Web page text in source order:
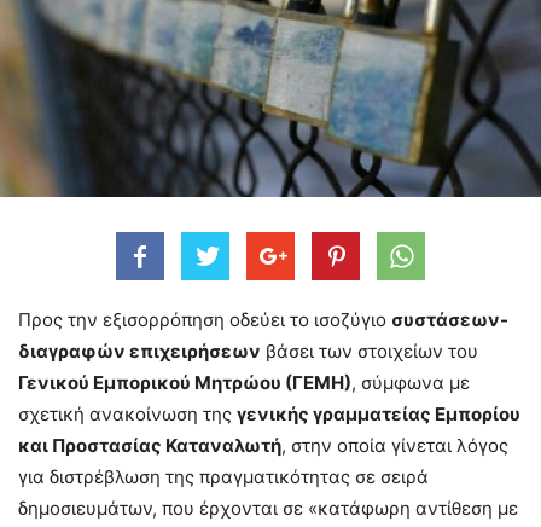
Προς την εξισορρόπηση οδεύει τo ισοζύγιο συστάσεων-
διαγραφών επιχειρήσεων βάσει των στοιχείων του
Γενικού Εμπορικού Μητρώου (ΓΕΜΗ), σύμφωνα με
σχετική ανακοίνωση της γενικής γραμματείας Εμπορίου
και Προστασίας Καταναλωτή, στην οποία γίνεται λόγος
για διστρέβλωση της πραγματικότητας σε σειρά
δημοσιευμάτων, που έρχονται σε «κατάφωρη αντίθεση με